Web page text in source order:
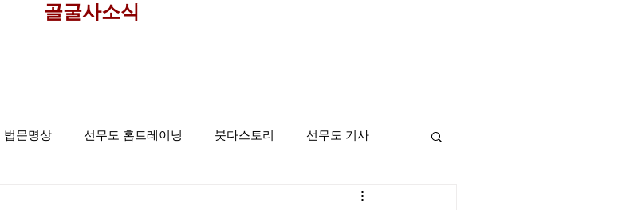
​골굴사소식
법문명상 선무도 홈트레이닝 붓다스토리 선무도 기사